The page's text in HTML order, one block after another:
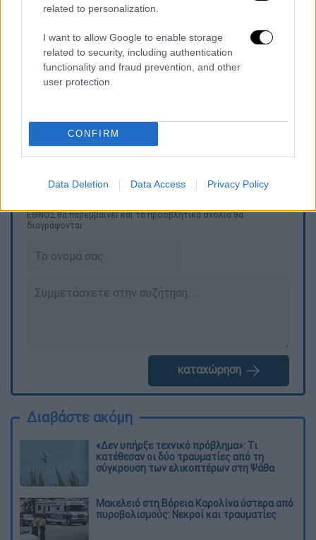
related to personalization.
I want to allow Google to enable storage
related to security, including authentication
functionality and fraud prevention, and other
user protection.
CONFIRM
Data Deletion Data Access Privacy Policy
ελεύθεροι με περιοριστικούς όρους. Αύριο
και τηνΔευτέρααναμένεται να οδηγηθούν
στα δικαστήρια της πρώηνΣχολής
Ευελπίδωνοι υπόλοιποι εμπλεκόμενοι στην
υπόθεση και οι φερόμενοι ως αρχηγοί του
ΕΘΝΟΣ θα παρεμβαίνει και τα προσβλητικά σχόλια θα
διαγράφονται
καταχώρηση
Διαβάστε ακόμη
«Δεν υπήρξε τεχνικό πρόβλημα»: Τι
κατέθεσαν οι δύο τραυματίες από τη
σύγκρουση των ελικοπτέρων στη Ψάθα
Μακελειό στη Βόρεια Καρολίνα ύστερα από
πυροβολισμούς: Νεκροί και τραυματίες